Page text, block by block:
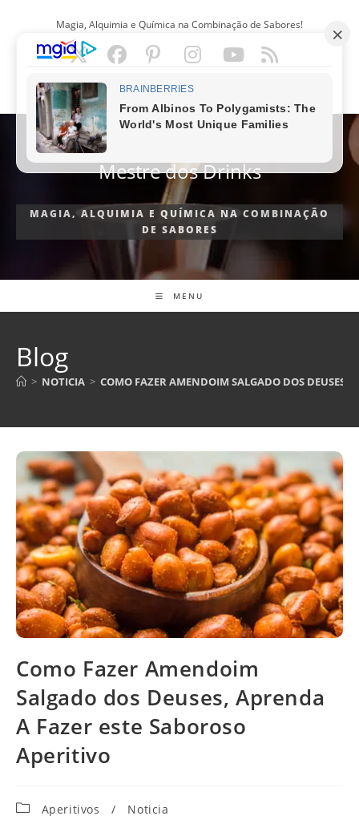
Magia, Alquimia e Química na Combinação de Sabores!
PORTUGUÊS
Mestre dos Drinks
MAGIA, ALQUIMIA E QUÍMICA NA COMBINAÇÃO
DE SABORES
MENU
Blog
> NOTICIA > COMO FAZER AMENDOIM SALGADO DOS DEUSES,
Como Fazer Amendoim
Salgado dos Deuses, Aprenda
A Fazer este Saboroso
Aperitivo
Categoria
Aperitivos / Noticia